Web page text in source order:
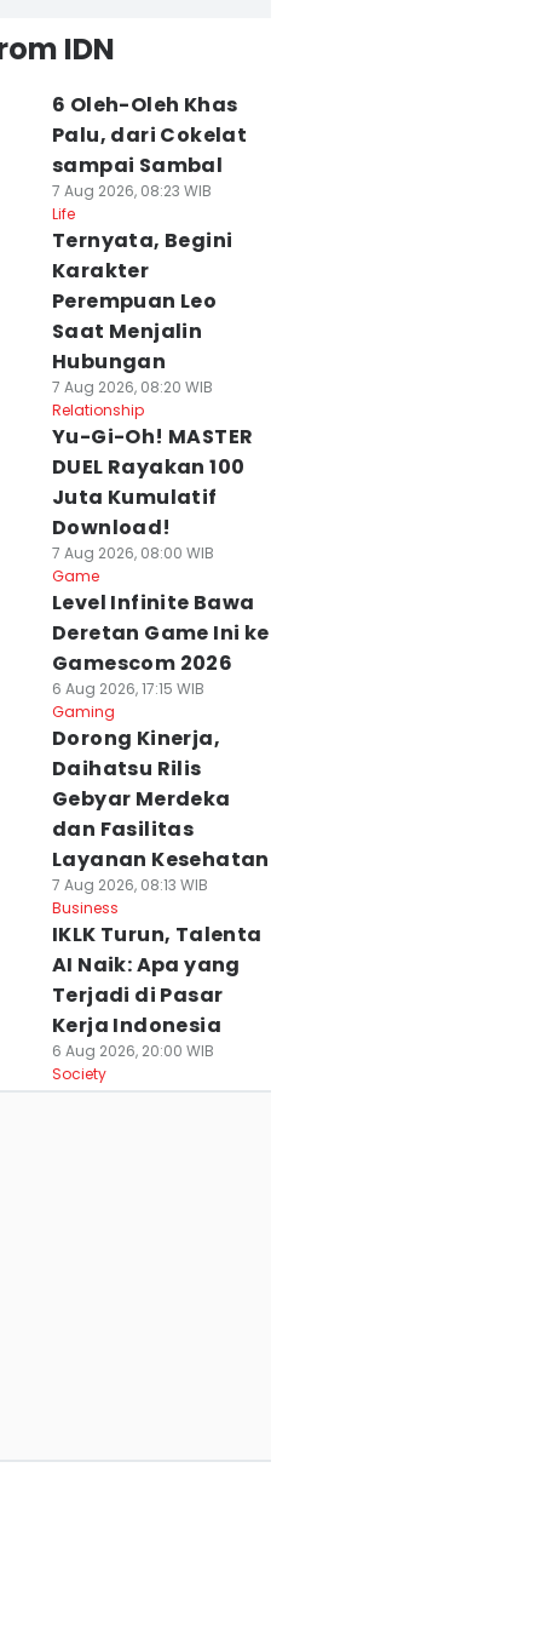
IDN
6 Oleh-Oleh Khas
Palu, dari Cokelat
sampai Sambal
7 Aug 2026, 08:23 WIB
Life
Ternyata, Begini
Karakter
Perempuan Leo
Saat Menjalin
Hubungan
7 Aug 2026, 08:20 WIB
Relationship
Yu-Gi-Oh! MASTER
DUEL Rayakan 100
Juta Kumulatif
Download!
7 Aug 2026, 08:00 WIB
Game
Level Infinite Bawa
Deretan Game Ini ke
Gamescom 2026
6 Aug 2026, 17:15 WIB
Gaming
Dorong Kinerja,
Daihatsu Rilis
Gebyar Merdeka
dan Fasilitas
Layanan Kesehatan
7 Aug 2026, 08:13 WIB
Business
IKLK Turun, Talenta
AI Naik: Apa yang
Terjadi di Pasar
Kerja Indonesia
6 Aug 2026, 20:00 WIB
Society